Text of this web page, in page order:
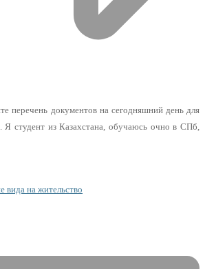
перечень документов на сегодняшний день для
студент из Казахстана, обучаюсь очно в СПб,
вида на жительство